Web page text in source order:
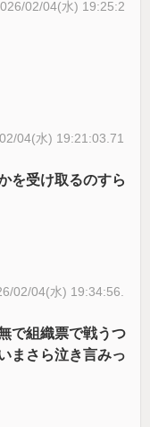
02/04(水) 19:25:2
04(水) 19:21:03.71
を受け取るのすら
02/04(水) 19:34:56.
で組織票で戦うつ
まさら泣き言みっ